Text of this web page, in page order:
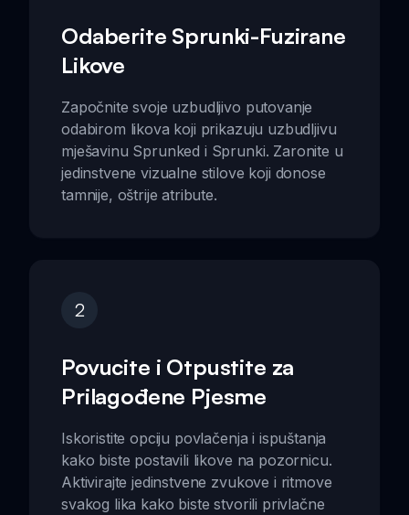
Odaberite Sprunki-Fuzirane
Likove
Započnite svoje uzbudljivo putovanje
odabirom likova koji prikazuju uzbudljivu
mješavinu Sprunked i Sprunki. Zaronite u
jedinstvene vizualne stilove koji donose
tamnije, oštrije atribute.
2
Povucite i Otpustite za
Prilagođene Pjesme
Iskoristite opciju povlačenja i ispuštanja
kako biste postavili likove na pozornicu.
Aktivirajte jedinstvene zvukove i ritmove
svakog lika kako biste stvorili privlačne